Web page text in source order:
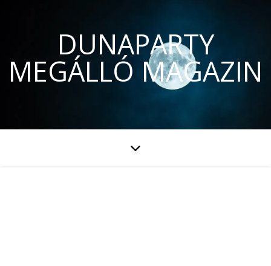
DUNAPARTY
MEGÁLLÓ MAGAZIN